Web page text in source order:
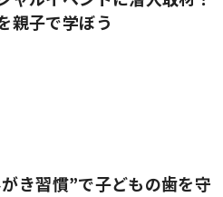
親子で学ぼう
き習慣”で子どもの歯を守